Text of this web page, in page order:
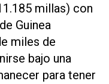
millas) con
Guinea
‌miles de
bajo una
⁠para tener